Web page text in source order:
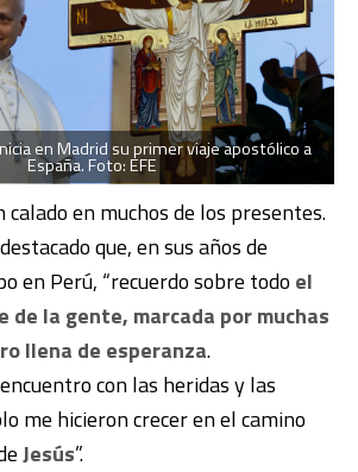
en Madrid su primer viaje apostólico a
España. Foto: EFE
calado en muchos de los presentes.
que, en sus años de
en Perú, “recuerdo sobre todo el
la gente, marcada por muchas
llena de esperanza.
con las heridas y las
me hicieron crecer en el camino
Jesús”.